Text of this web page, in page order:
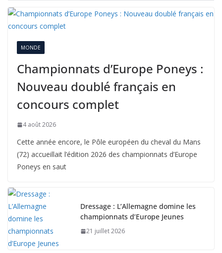
MONDE
Championnats d’Europe Poneys :
Nouveau doublé français en
concours complet
4 août 2026
Cette année encore, le Pôle européen du cheval du Mans
(72) accueillait l’édition 2026 des championnats d’Europe
Poneys en saut
Dressage : L’Allemagne domine les
championnats d’Europe Jeunes
21 juillet 2026